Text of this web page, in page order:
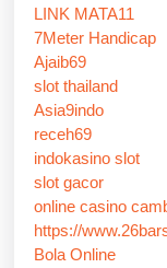
LINK MATA11
7Meter Handicap
Ajaib69
slot thailand
Asia9indo
receh69
indokasino slot
slot gacor
online casino
https://
Bola Online